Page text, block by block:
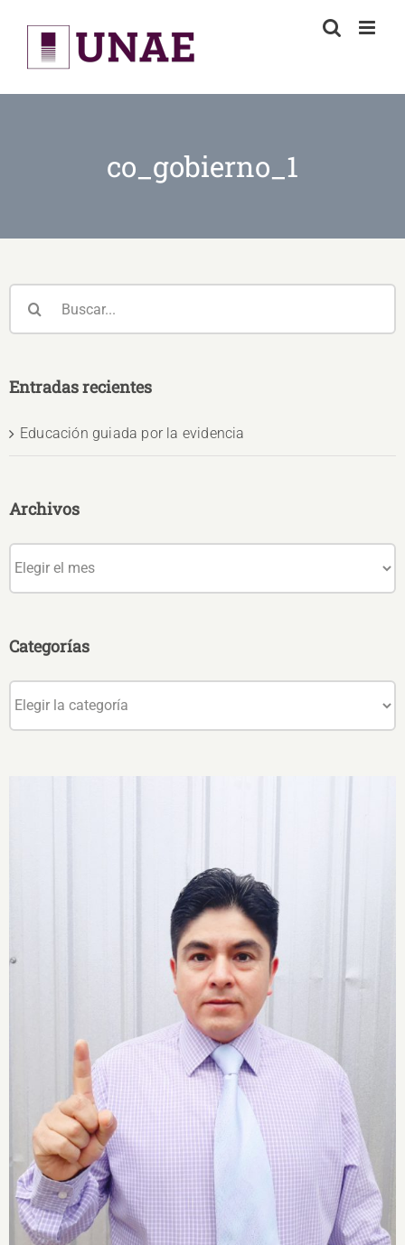
content
co_gobierno_1
Abg. Guillermo Verdugo
Entradas recientes
Educación guiada por la evidencia
Archivos
Categorías